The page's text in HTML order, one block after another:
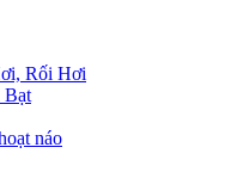
Rối Hơi
Bạt
náo